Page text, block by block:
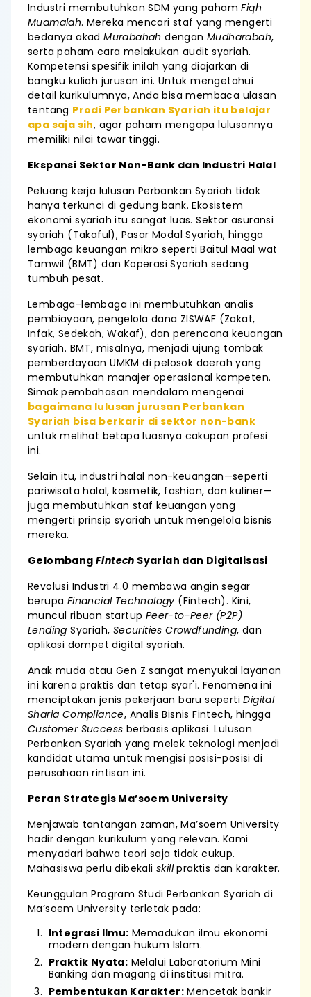
Industri membutuhkan SDM yang pahamFiqh
Muamalah. Mereka mencari staf yang mengerti
bedanya akadMurabahah denganMudharabah,
serta paham cara melakukan audit syariah.
Kompetensi spesifik inilah yang diajarkan di
bangku kuliah jurusan ini. Untuk mengetahui
detail kurikulumnya, Anda bisa membaca ulasan
tentang Prodi Perbankan Syariah itu belajar
apa saja sih, agar paham mengapa lulusannya
memiliki nilai tawar tinggi.
Ekspansi Sektor Non-Bank dan Industri Halal
Peluang kerja lulusan Perbankan Syariah tidak
hanya terkunci di gedung bank. Ekosistem
ekonomi syariah itu sangat luas. Sektor asuransi
syariah (Takaful), Pasar Modal Syariah, hingga
lembaga keuangan mikro seperti Baitul Maal wat
Tamwil (BMT) dan Koperasi Syariah sedang
tumbuh pesat.
Lembaga-lembaga ini membutuhkan analis
pembiayaan, pengelola dana ZISWAF (Zakat,
Infak, Sedekah, Wakaf), dan perencana keuangan
syariah. BMT, misalnya, menjadi ujung tombak
pemberdayaan UMKM di pelosok daerah yang
membutuhkan manajer operasional kompeten.
Simak pembahasan mendalam mengenai
bagaimana lulusan jurusan Perbankan
Syariah bisa berkarir di sektor non-bank
untuk melihat betapa luasnya cakupan profesi
ini.
Selain itu, industri halal non-keuangan—seperti
pariwisata halal, kosmetik, fashion, dan kuliner—
juga membutuhkan staf keuangan yang
mengerti prinsip syariah untuk mengelola bisnis
mereka.
Gelombang Fintech Syariah dan Digitalisasi
Revolusi Industri 4.0 membawa angin segar
berupa Financial Technology(Fintech). Kini,
muncul ribuan startup Peer-to-Peer (P2P)
Lending Syariah, Securities Crowdfunding, dan
aplikasi dompet digital syariah.
Anak muda atau Gen Z sangat menyukai layanan
ini karena praktis dan tetap syar'i. Fenomena ini
menciptakan jenis pekerjaan baru sepertiDigital
Sharia Compliance, Analis Bisnis Fintech, hingga
Customer Success berbasis aplikasi. Lulusan
Perbankan Syariah yang melek teknologi menjadi
kandidat utama untuk mengisi posisi-posisi di
perusahaan rintisan ini.
Peran Strategis Ma’soem University
Menjawab tantangan zaman, Ma’soem University
hadir dengan kurikulum yang relevan. Kami
menyadari bahwa teori saja tidak cukup.
Mahasiswa perlu dibekali skillpraktis dan karakter.
Keunggulan Program Studi Perbankan Syariah di
Ma’soem University terletak pada:
Integrasi Ilmu: Memadukan ilmu ekonomi
modern dengan hukum Islam.
Praktik Nyata: Melalui Laboratorium Mini
Banking dan magang di institusi mitra.
Pembentukan Karakter: Mencetak bankir